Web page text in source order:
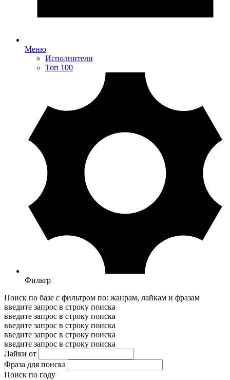
Меню
Исполнители
Топ 100
Фильтр
Поиск по базе с фильтром по: жанрам, лайкам и фразам
введите запрос в строку поиска
введите запрос в строку поиска
введите запрос в строку поиска
введите запрос в строку поиска
введите запрос в строку поиска
Лайки от
Фраза для поиска
Поиск по году